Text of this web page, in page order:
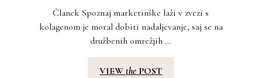
Članek Spoznaj marketinške laži v zvezi s
kolagenom je moral dobiti nadaljevanje, saj se na
družbenih omrežjih ...
VIEWthe POST